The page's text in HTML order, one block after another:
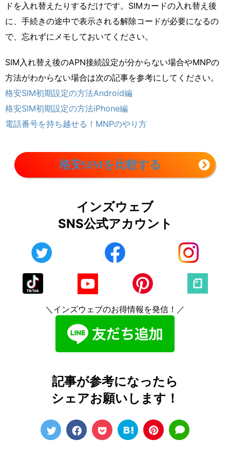
ドを入れ替えたりするだけです。SIMカードの入れ替え後
に、手続きの途中で表示される解除コードが必要になるの
で、忘れずにメモしておいてください。
SIM入れ替え後のAPN接続設定が分からない場合やMNPの
方法がわからない場合は次の記事を参考にしてください。
格安SIM初期設定の方法Android編
格安SIM初期設定の方法iPhone編
電話番号を持ち越せる！MNPのやり方
格安SIMを比較する
インズウェブ
SNS公式アカウント
＼インズウェブのお得情報を発信！／
記事が参考になったら
シェアお願いします！